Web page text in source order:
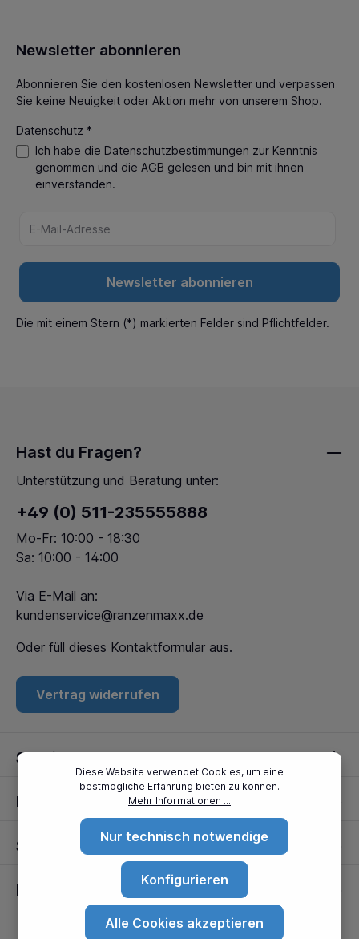
Newsletter abonnieren
Abonnieren Sie den kostenlosen Newsletter und verpassen
Sie keine Neuigkeit oder Aktion mehr von unserem Shop.
Datenschutz *
Ich habe die Datenschutzbestimmungen zur Kenntnis
genommen und die AGB gelesen und bin mit ihnen
einverstanden.
Newsletter abonnieren
Die mit einem Stern (*) markierten Felder sind Pflichtfelder.
Partner
Standorte
Hast du Fragen?
Unterstützung und Beratung unter:
+49 (0) 511-235555888
Mo-Fr: 10:00 - 18:30
Sa: 10:00 - 14:00
Via E-Mail an:
kundenservice@ranzenmaxx.de
Oder füll dieses Kontaktformular aus.
Vertrag widerrufen
Service
Informationen
Diese Website verwendet Cookies, um eine
bestmögliche Erfahrung bieten zu können.
Mehr Informationen ...
Nur technisch notwendige
Konfigurieren
Alle Cookies akzeptieren